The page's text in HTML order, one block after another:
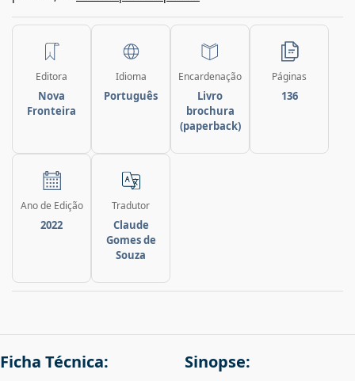
Editora
Nova
Fronteira
Idioma
Português
Encardenação
Livro
brochura
(paperback)
Páginas
136
Ano de Edição
2022
Tradutor
Claude
Gomes de
Souza
Ficha Técnica: Sinopse: